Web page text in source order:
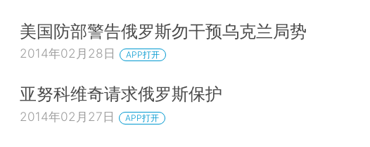
美国防部警告俄罗斯勿干预乌克兰局势
2014年02月28日 APP打开
亚努科维奇请求俄罗斯保护
2014年02月27日 APP打开